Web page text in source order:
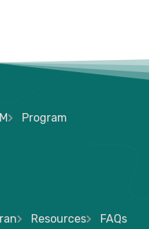
Program
Resources FAQs